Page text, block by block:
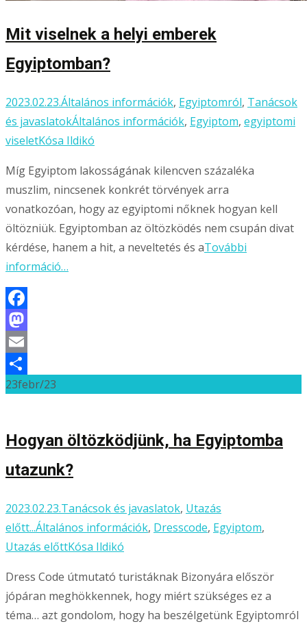
Mit viselnek a helyi emberek
Egyiptomban?
2023.02.23.Általános információk, Egyiptomról, Tanácsok
és javaslatokÁltalános információk, Egyiptom, egyiptomi
viseletKósa Ildikó
Míg Egyiptom lakosságának kilencven százaléka
muszlim, nincsenek konkrét törvények arra
vonatkozóan, hogy az egyiptomi nőknek hogyan kell
öltözniük. Egyiptomban az öltözködés nem csupán divat
kérdése, hanem a hit, a neveltetés és aTovábbi
információ…
Facebook
Mastodon
Email
Ossza
23febr/23
Hogyan öltözködjünk, ha Egyiptomba
utazunk?
2023.02.23.Tanácsok és javaslatok, Utazás
előtt...Általános információk, Dresscode, Egyiptom,
Utazás előttKósa Ildikó
Dress Code útmutató turistáknak Bizonyára először
jópáran meghökkennek, hogy miért szükséges ez a
téma… azt gondolom, hogy ha beszélgetünk Egyiptomról